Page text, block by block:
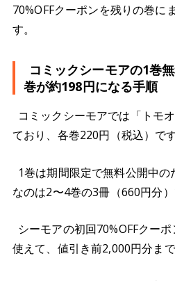
70%OFFクーポンを残りの巻に
す。
コミックシーモアの1巻
巻が約198円になる手順
コミックシーモアでは「トモ
ており、各巻220円（税込）です
1巻は期間限定で無料公開中
なのは2〜4巻の3冊（660円分）
シーモアの初回70%OFFクー
使えて、値引き前2,000円分ま